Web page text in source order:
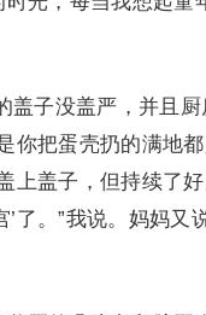
子没盖严，并且厨
你把蛋壳扔的满地
上盖子，但持续了
了。”我说。妈妈又